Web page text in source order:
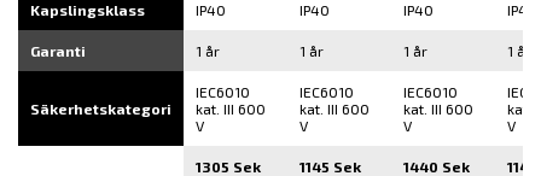
Kapslingsklass IP40 IP40 IP40 IP40
Garanti 1 år 1 år 1 år 1 år
Säkerhetskategori
IEC6010
kat. III 600
V
IEC6010
kat. III 600
V
IEC6010
kat. III 600
V
kat.
V
1305 Sek 1145 Sek 1440 Sek